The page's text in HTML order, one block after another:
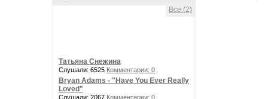
Все (2)
Татьяна Снежина
Слушали: 6525 Комментарии: 0
Bryan Adams - "Have You Ever Really
Loved"
Слушали: 2067 Комментарии: 0